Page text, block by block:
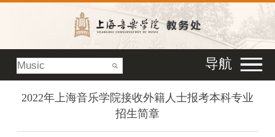
导航
2022年上海音乐学院接收外籍人士报考本科专业
招生简章